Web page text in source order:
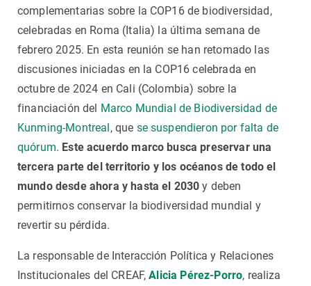
complementarias sobre la COP16 de biodiversidad,
celebradas en Roma (Italia) la última semana de
febrero 2025. En esta reunión se han retomado las
discusiones iniciadas en la COP16 celebrada en
octubre de 2024 en Cali (Colombia) sobre la
financiación del Marco Mundial de Biodiversidad de
Kunming-Montreal , que se suspendieron por falta de
quórum. Este acuerdo marco busca preservar una
tercera parte del territorio y los océanos de todo el
mundo desde ahora y hasta el 2030 y deben
permitirnos conservar la biodiversidad mundial y
revertir su pérdida.
La responsable de Interacción Política y Relaciones
Institucionales del CREAF,Alicia Pérez-Porro, realiza